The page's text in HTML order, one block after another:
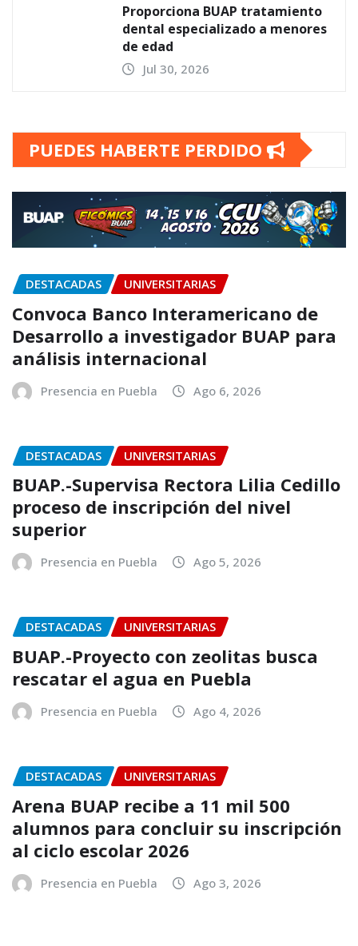
Proporciona BUAP tratamiento
dental especializado a menores
de edad
Jul 30, 2026
PUEDES HABERTE PERDIDO
DESTACADAS UNIVERSITARIAS
Convoca Banco Interamericano de
Desarrollo a investigador BUAP para
análisis internacional
Presencia en Puebla Ago 6, 2026
DESTACADAS UNIVERSITARIAS
BUAP.-Supervisa Rectora Lilia Cedillo
proceso de inscripción del nivel
superior
Presencia en Puebla Ago 5, 2026
DESTACADAS UNIVERSITARIAS
BUAP.-Proyecto con zeolitas busca
rescatar el agua en Puebla
Presencia en Puebla Ago 4, 2026
DESTACADAS UNIVERSITARIAS
Arena BUAP recibe a 11 mil 500
alumnos para concluir su inscripción
al ciclo escolar 2026
Presencia en Puebla Ago 3, 2026